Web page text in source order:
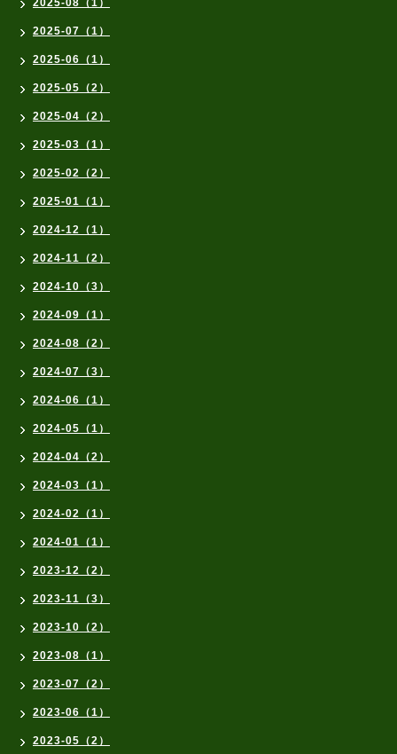
2025-08（1）
2025-07（1）
2025-06（1）
2025-05（2）
2025-04（2）
2025-03（1）
2025-02（2）
2025-01（1）
2024-12（1）
2024-11（2）
2024-10（3）
2024-09（1）
2024-08（2）
2024-07（3）
2024-06（1）
2024-05（1）
2024-04（2）
2024-03（1）
2024-02（1）
2024-01（1）
2023-12（2）
2023-11（3）
2023-10（2）
2023-08（1）
2023-07（2）
2023-06（1）
2023-05（2）